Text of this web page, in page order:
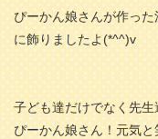
ぴーかん娘さんが作っ
に飾りましたよ(*^^)v
子ども達だけでなく先
ぴーかん娘さん！元気